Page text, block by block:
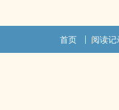
首页 阅读记